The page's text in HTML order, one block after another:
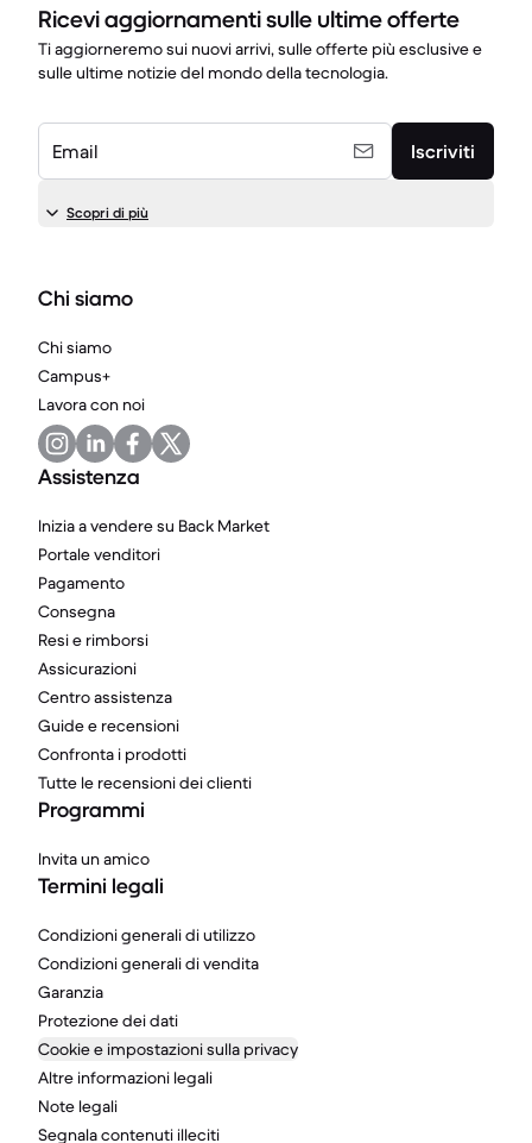
Ricevi aggiornamenti sulle ultime offerte
Ti aggiorneremo sui nuovi arrivi, sulle offerte più esclusive e
sulle ultime notizie del mondo della tecnologia.
Email Iscriviti
Scopri di più
Chi siamo
Chi siamo
Campus+
Lavora con noi
Assistenza
Inizia a vendere su Back Market
Portale venditori
Pagamento
Consegna
Resi e rimborsi
Assicurazioni
Centro assistenza
Guide e recensioni
Confronta i prodotti
Tutte le recensioni dei clienti
Programmi
Invita un amico
Termini legali
Condizioni generali di utilizzo
Condizioni generali di vendita
Garanzia
Protezione dei dati
Cookie e impostazioni sulla privacy
Altre informazioni legali
Note legali
Segnala contenuti illeciti